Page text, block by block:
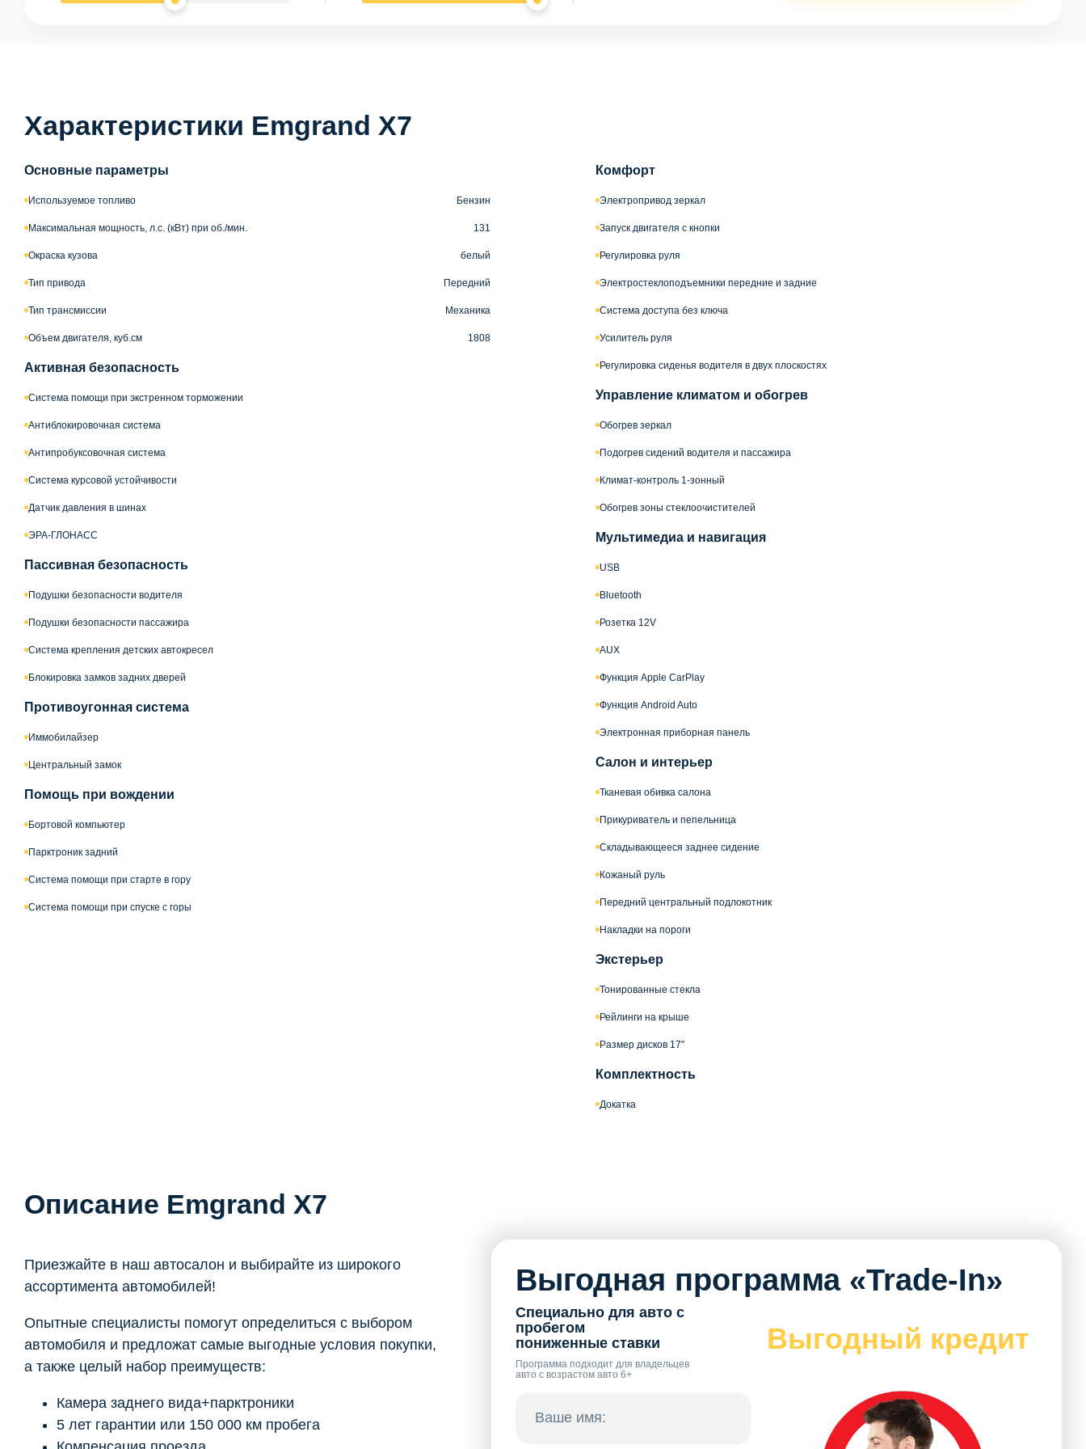
Характеристики Emgrand X7
Основные параметры
Используемое топливо Бензин
Максимальная мощность, л.с. (кВт) при об./мин. 131
Окраска кузова белый
Тип привода Передний
Тип трансмиссии Механика
Объем двигателя, куб.см 1808
Активная безопасность
Система помощи при экстренном торможении
Антиблокировочная система
Антипробуксовочная система
Система курсовой устойчивости
Датчик давления в шинах
ЭРА-ГЛОНАСС
Пассивная безопасность
Подушки безопасности водителя
Подушки безопасности пассажира
Система крепления детских автокресел
Блокировка замков задних дверей
Противоугонная система
Иммобилайзер
Центральный замок
Помощь при вождении
Бортовой компьютер
Парктроник задний
Система помощи при старте в гору
Система помощи при спуске с горы
Комфорт
Электропривод зеркал
Запуск двигателя с кнопки
Регулировка руля
Электростеклоподъемники передние и задние
Система доступа без ключа
Усилитель руля
Регулировка сиденья водителя в двух плоскостях
Управление климатом и обогрев
Обогрев зеркал
Подогрев сидений водителя и пассажира
Климат-контроль 1-зонный
Обогрев зоны стеклоочистителей
Мультимедиа и навигация
USB
Bluetooth
Розетка 12V
AUX
Функция Apple CarPlay
Функция Android Auto
Электронная приборная панель
Салон и интерьер
Тканевая обивка салона
Прикуриватель и пепельница
Складывающееся заднее сидение
Кожаный руль
Передний центральный подлокотник
Накладки на пороги
Экстерьер
Тонированные стекла
Рейлинги на крыше
Размер дисков 17″
Комплектность
Докатка
Описание Emgrand X7
Приезжайте в наш автосалон и выбирайте из широкого
ассортимента автомобилей!
Опытные специалисты помогут определиться с выбором
автомобиля и предложат самые выгодные условия покупки,
а также целый набор преимуществ:
Камера заднего вида+парктроники
5 лет гарантии или 150 000 км пробега
Выгодная программа «Trade-In»
Специально для авто с
пробегом
пониженные ставки
Программа подходит для владельцев
авто с возрастом авто 6+
Выгодный кредит